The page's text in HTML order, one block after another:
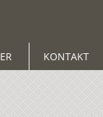
KONTAKT